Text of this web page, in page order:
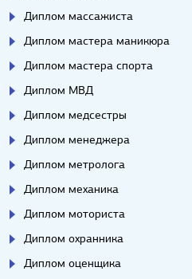
Диплом массажиста
Диплом мастера маникюра
Диплом мастера спорта
Диплом МВД
Диплом медсестры
Диплом менеджера
Диплом метролога
Диплом механика
Диплом моториста
Диплом охранника
Диплом оценщика